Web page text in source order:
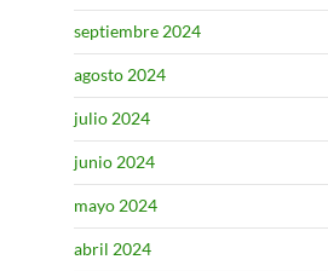
septiembre 2024
agosto 2024
julio 2024
junio 2024
mayo 2024
abril 2024